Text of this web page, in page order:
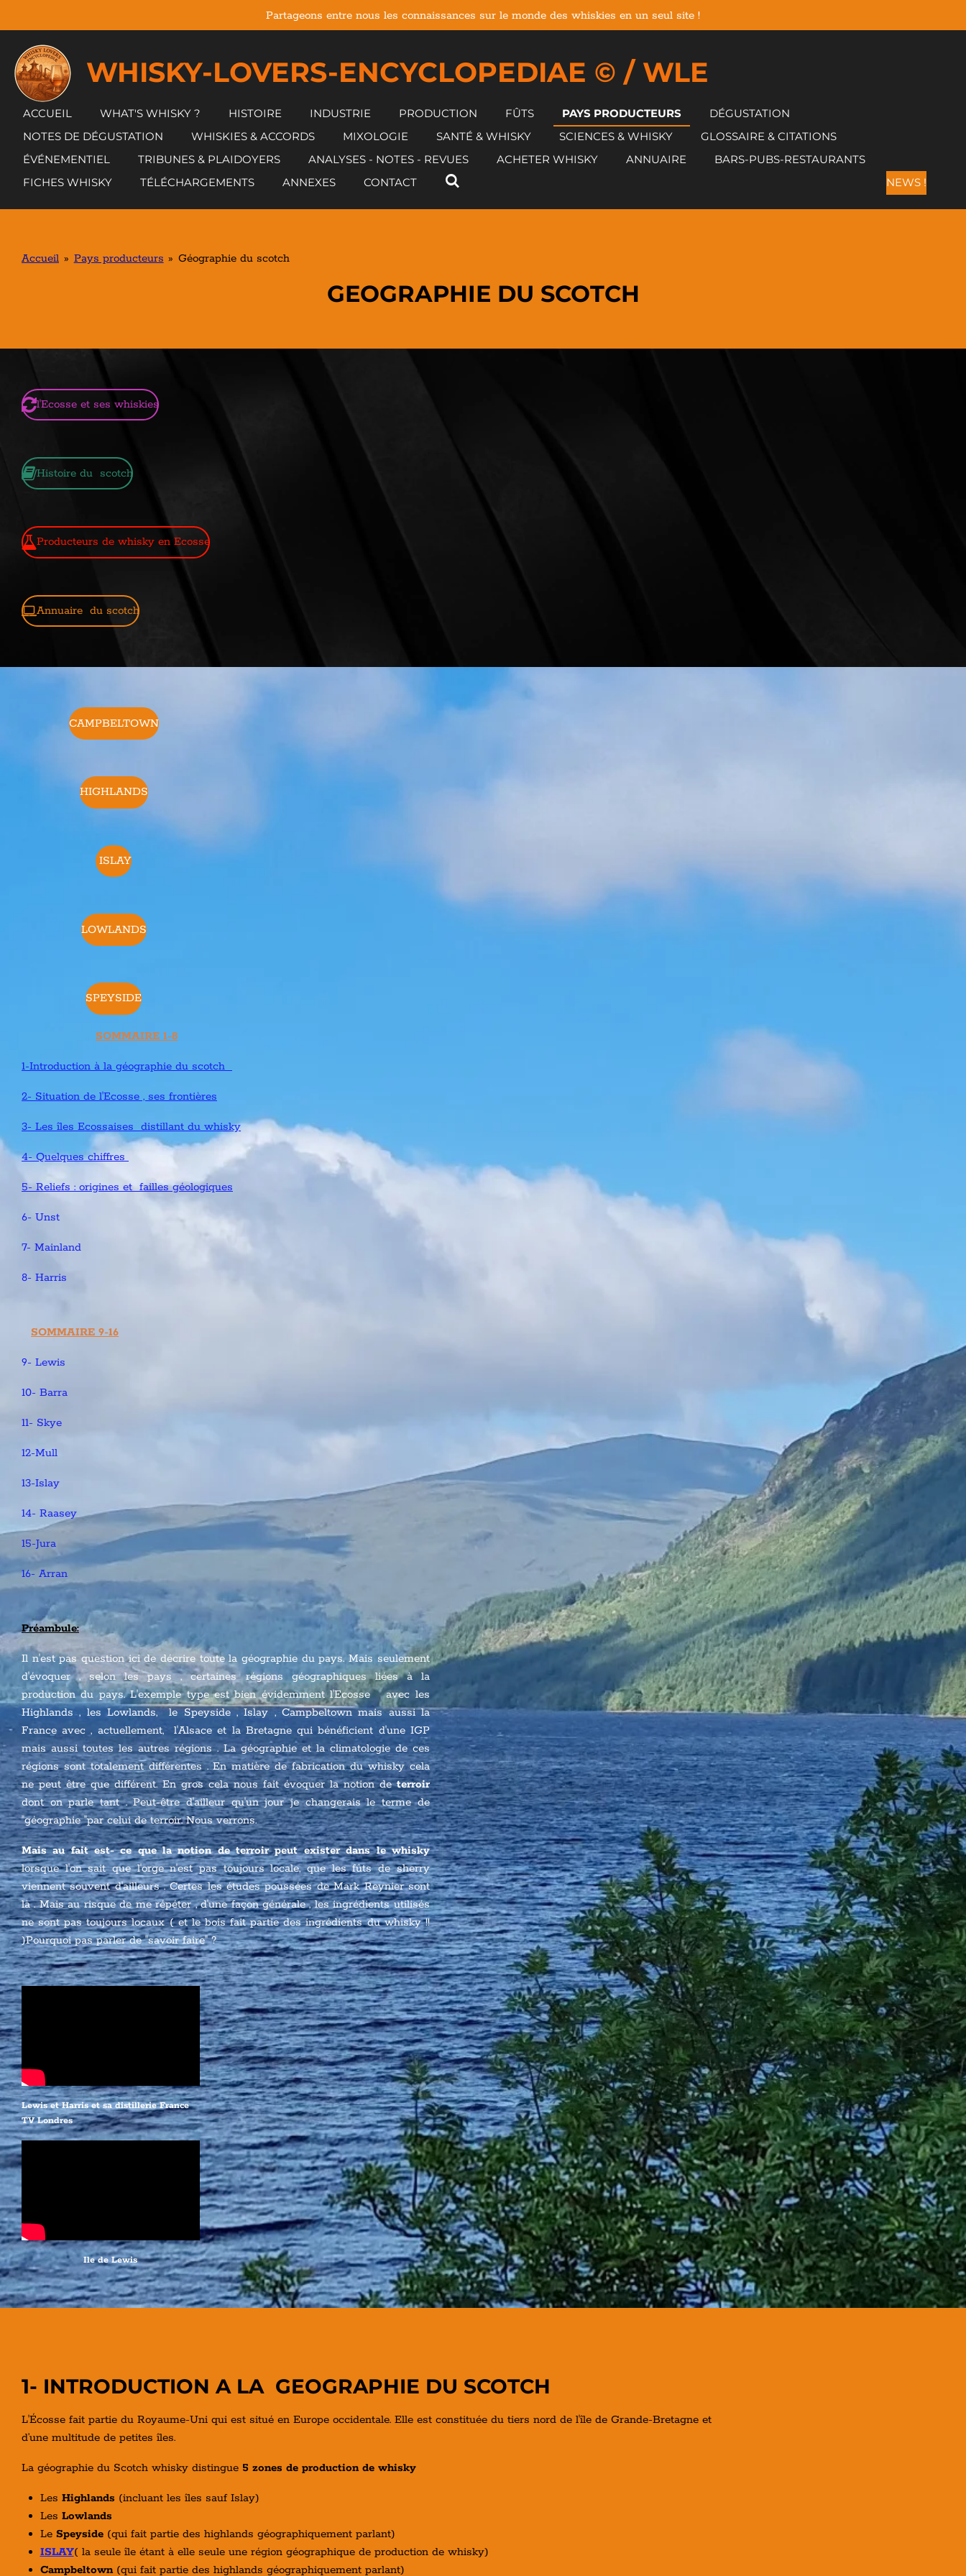
au
contenu
principal
Partageons entre nous les connaissances sur le monde des whiskies en un seul site !
WHISKY-LOVERS-ENCYCLOPEDIAE © / WLE
ACCUEIL WHAT'S WHISKY ? HISTOIRE INDUSTRIE PRODUCTION FÛTS PAYS PRODUCTEURS
DÉGUSTATION
NOTES DE DÉGUSTATION
WHISKIES & ACCORDS MIXOLOGIE SANTÉ & WHISKY SCIENCES & WHISKY
GLOSSAIRE & CITATIONS
ÉVÉNEMENTIEL
TRIBUNES & PLAIDOYERS ANALYSES - NOTES - REVUES ACHETER WHISKY ANNUAIRE
BARS-PUBS-RESTAURANTS
FICHES WHISKY
TÉLÉCHARGEMENTS ANNEXES CONTACT NEWS !
Accueil » Pays producteurs » Géographie du scotch
GEOGRAPHIE DU SCOTCH
l'Ecosse et ses whiskies
Histoire du scotch
Producteurs de whisky en Ecosse
Annuaire du scotch
CAMPBELTOWN
HIGHLANDS
ISLAY
LOWLANDS
SPEYSIDE
SOMMAIRE 1-8
1-Introduction à la géographie du scotch
2- Situation de l'Ecosse , ses frontières
3- Les îles Ecossaises distillant du whisky
4- Quelques chiffres
5- Reliefs : origines et failles géologiques
6- Unst
7- Mainland
8- Harris
SOMMAIRE 9-16
9- Lewis
10- Barra
11- Skye
12-Mull
13-Islay
14- Raasey
15-Jura
16- Arran
Préambule:
Il n'est pas question ici de décrire toute la géographie du pays. Mais seulement
d'évoquer , selon les pays , certaines régions géographiques liées à la
production du pays. L'exemple type est bien évidemment l'Ecosse avec les
Highlands , les Lowlands, le Speyside , Islay , Campbeltown mais aussi la
France avec , actuellement, l'Alsace et la Bretagne qui bénéficient d'une IGP
mais aussi toutes les autres régions . La géographie et la climatologie de ces
régions sont totalement différentes . En matière de fabrication du whisky cela
ne peut être que différent. En gros cela nous fait évoquer la notion deterroir
dont on parle tant . Peut-être d'ailleur qu'un jour je changerais le terme de
"géographie "par celui de terroir. Nous verrons.
Mais au fait est- ce que la notion de terroir peut exister dans le whisky
lorsque l'on sait que l'orge n'est pas toujours locale, que les fûts de sherry
viennent souvent d'ailleurs . Certes les études poussées de Mark Reynier sont
là . Mais au risque de me répéter , d'une façon générale , les ingrédients utilisés
ne sont pas toujours locaux ( et le bois fait partie des ingrédients du whisky !!
)Pourquoi pas parler de "savoir faire" ?
Lewis et Harris et sa distillerie France
TV Londres
Ile de Lewis
1- INTRODUCTION A LA GEOGRAPHIE DU SCOTCH
L'Écosse fait partie du Royaume-Uni qui est situé en Europe occidentale. Elle est constituée du tiers nord de l'île de Grande-Bretagne et
d’une multitude de petites îles.
La géographie du Scotch whisky distingue 5 zones de production de whisky
Les Highlands (incluant les îles sauf Islay)
Les Lowlands
Le Speyside (qui fait partie des highlands géographiquement parlant)
ISLAY( la seule île étant à elle seule une région géographique de production de whisky)
Campbeltown(qui fait partie des highlands géographiquement parlant)